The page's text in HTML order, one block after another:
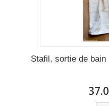
Stafil, sortie de